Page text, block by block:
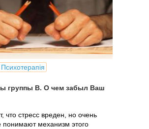
группы В. О чем забыл Ваш
что стресс вреден, но очень
понимают механизм этого